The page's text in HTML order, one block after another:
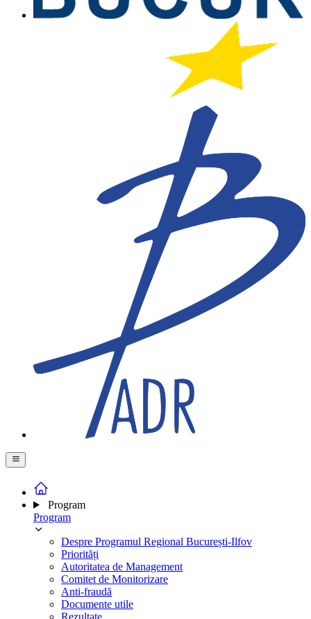
Program
Program
Despre Programul Regional București-Ilfov
Priorități
Autoritatea de Management
Comitet de Monitorizare
Anti-fraudă
Documente utile
Rezultate